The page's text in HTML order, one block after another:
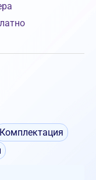
Комплектация